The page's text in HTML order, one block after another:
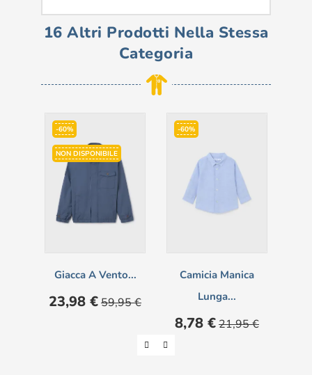
16 Altri Prodotti Nella Stessa
Categoria
-60%
NON DISPONIBILE
Giacca A Vento...
Prezzo
23,98 € Prezzo
base
59,95 €
-60%
Camicia Manica
Lunga...
Prezzo
8,78 € Prezzo
base
21,95 €